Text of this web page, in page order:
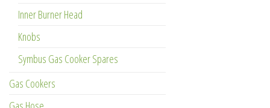
Inner Burner Head
Knobs
Symbus Gas Cooker Spares
Gas Cookers